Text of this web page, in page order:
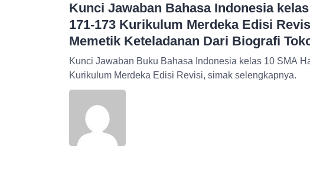
Kunci Jawaban Bahasa Indonesia
171-173 Kurikulum Merdeka Edisi
Memetik Keteladanan Dari Biografi
Kunci Jawaban Buku Bahasa Indonesia kelas 10 SMA
Kurikulum Merdeka Edisi Revisi, simak selengkapnya.